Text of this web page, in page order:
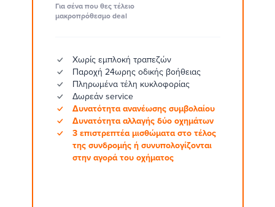
Για σένα που θες τέλειο
μακροπρόθεσμο deal
Χωρίς εμπλοκή τραπεζών
Παροχή 24ωρης οδικής βοήθειας
Πληρωμένα τέλη κυκλοφορίας
Δωρεάν service
Δυνατότητα ανανέωσης συμβολαίου
Δυνατότητα αλλαγής δύο οχημάτων
3 επιστρεπτέα μισθώματα στο τέλος
της συνδρομής ή συνυπολογίζονται
στην αγορά του οχήματος